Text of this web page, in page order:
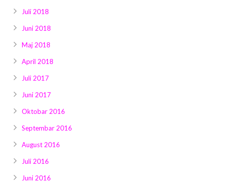
Juli 2018
Juni 2018
Maj 2018
April 2018
Juli 2017
Juni 2017
Oktobar 2016
Septembar 2016
August 2016
Juli 2016
Juni 2016